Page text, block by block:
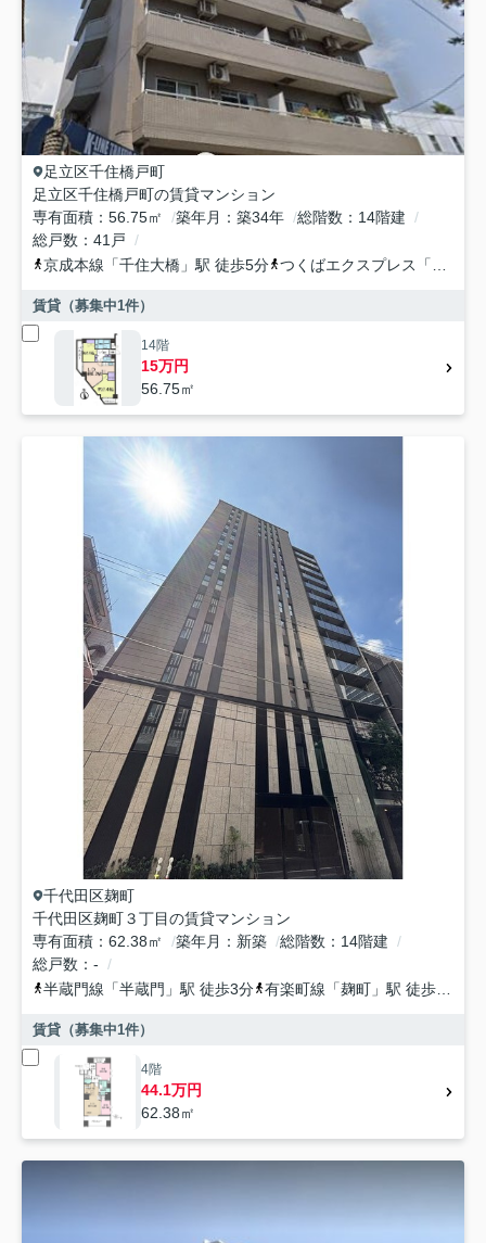
足立区千住橋戸町
足立区千住橋戸町の賃貸マンション
専有面積
56.75㎡ 築年月 築34年 総階数
14階建
総戸数
41戸
京成本線 「千住大橋 」駅 徒歩5分 つくばエクスプレス 「
賃貸（募集中1件）
14階
15万円
56.75㎡
千代田区麹町
千代田区麹町３丁目の賃貸マンション
専有面積
62.38㎡ 築年月 新築 総階数
14階建
総戸数
-
半蔵門線 「半蔵門 」駅 徒歩3分 有楽町線 「麹町 」駅 徒歩3分
賃貸（募集中1件）
4階
44.1万円
62.38㎡